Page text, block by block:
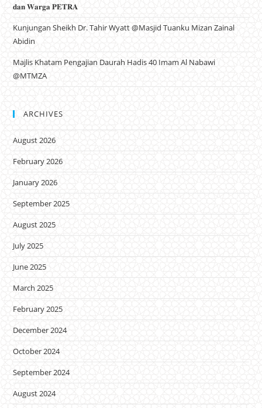
𝐝𝐚𝐧 𝐖𝐚𝐫𝐠𝐚 𝐏𝐄𝐓𝐑𝐀
Kunjungan Sheikh Dr. Tahir Wyatt @Masjid Tuanku Mizan Zainal
Abidin
Majlis Khatam Pengajian Daurah Hadis 40 Imam Al Nabawi
@MTMZA
ARCHIVES
August 2026
February 2026
January 2026
September 2025
August 2025
July 2025
June 2025
March 2025
February 2025
December 2024
October 2024
September 2024
August 2024